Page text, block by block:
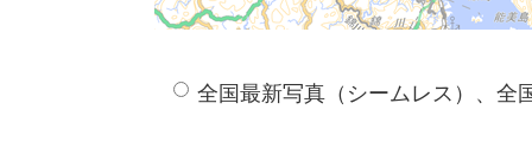
全国最新写真（シームレス）、全